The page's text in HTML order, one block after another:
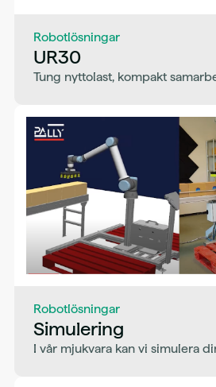
Robotlösningar
UR30
Tung nyttolast, kompakt
Robotlösningar
Simulering
I vår mjukvara kan vi simulera